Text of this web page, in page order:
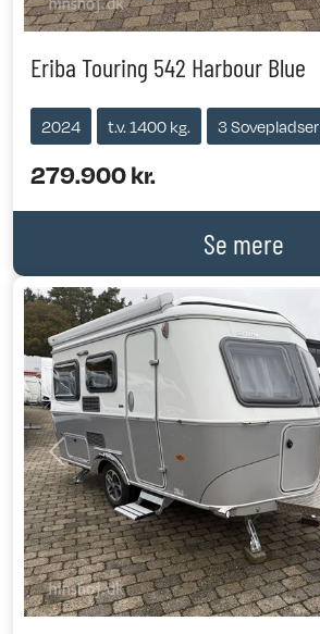
Eriba Touring 542 Harbour Blue
2024 t.v. 1400 kg. 3 Sovepladser
279.900 kr.
Se mere
Previous